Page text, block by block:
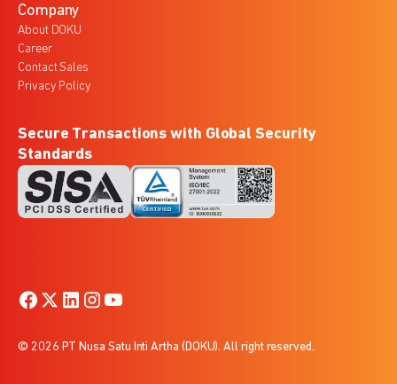
Company
About DOKU
Career
Contact Sales
Privacy Policy
Secure Transactions with Global Security
Standards
© 2026 PT Nusa Satu Inti Artha (DOKU). All right reserved.